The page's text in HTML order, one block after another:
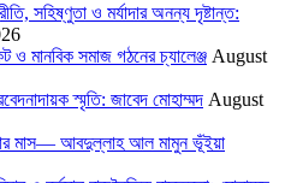
সহিষ্ণুতা ও মর্যাদার অনন্য দৃষ্টান্ত:
ও মানবিক সমাজ গঠনের চ্যালেঞ্জ August
স্মৃতি: জাবেদ মোহাম্মদ August
মাস— আবদুল্লাহ আল মামুন ভূঁইয়া